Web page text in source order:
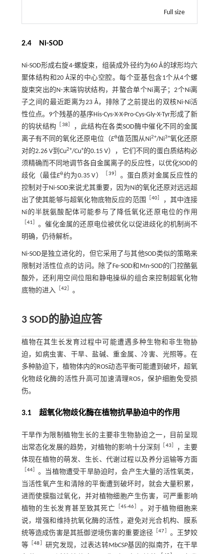
Full size
2.4 Ni-SOD
Ni-SOD形成右旋4-螺旋束，组装成外径约为60 Å的球形均六
聚体结构和20 Å深的中心空腔。每个亚基包含1个从4个螺
旋束突出的N-末端钩状结构，并螯合单个Ni离子；2个Ni离
子之间的最近距离为23 Å，排除了之前提出的双核Ni-Ni活
性位点。9个残基的基序His-Cys-X-X-Pro-Cys-Gly-X-Tyr形成了新
的钩状结构
38
，此结构在各类SOD酶中催化不同的金属
离子有不同的氧化还原电位（Eθ值范围从Ni2+/Ni3+氧化还原
对的2.26 V到Cu2+/Cu+的0.15 V），它们不同的蛋白质结构必
须精确而不同地调节各自金属离子的反应性，以优化SOD的
歧化（最佳Eθ约为0.35 V） 39］ 。蛋白质对金属反应性的
控制对于Ni-SOD来说尤其重要，因为Ni的氧化还原对远远超
出了使其能够与超氧化物底物反应的范围
［40
，其中连接
Ni的半胱氨酸配体可能参与了降低氧化还原电位的作用
41
。催化金属的还原电位被优化以促进歧化的机制尚不
明确，仍待解析。
Ni-SOD是独立进化的，但它采用了与其他SOD类似的策略来
限制对活性位点的访问。除了Fe-SOD和Mn-SOD的门控酪氨
酸外，还利用空间位阻和静电操纵的组合来控制超氧化物
底物的进入
42 。
3 SOD的胁迫应答
植物在其生长发育过程中可能遭遇多种生物和非生物胁
迫，如病虫害、干旱、盐碱、重金属、冷害、光照等。在
多种胁迫下，植物体内的ROS动态平衡可能遭到破坏，超氧
化物歧化酶的活性升高可加速清理ROS，保护细胞免受损
伤。
3.1 超氧化物歧化酶在植物抗旱胁迫中的作用
干旱作为限制植物生长的主要非生物胁迫之一，目前呈现
出常态化发展的趋势，对植物的影响十分深刻
43
，主要
体现在植物的萌发、生长、代谢过程以及养分运输等方面
44］ 。当植物遭受干旱胁迫时，会产生大量的活性氧类，
当活性氧产生和清除的平衡遭到破坏时，就会大量积累，
进而使膜脂过氧化，并对植物细胞产生伤害，可严重影响
植物的生长发育甚至致其死亡 ［45-46
。对于植物细胞来
说，增强和维持抗氧化酶的活性，避免对光合机构、膜系
统等造成伤害是其抵御逆境伤害的重要途径 ［47
。王梦姣
等［48 研究发现，过表达转MbCSP基因的拟南芥，在干旱